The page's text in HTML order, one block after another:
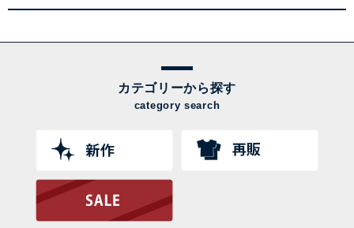
カテゴリーから探す
category search